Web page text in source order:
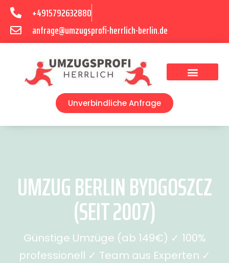
+4915792632880
anfrage@umzugsprofi-herrlich-berlin.de
Unverbindliche Anfrage
UMZUG BERLIN BYDGOSZCZ
(SEIT 2007)
Günstige Umzüge (ab 149€) ✓ 100%
professionell ✓ Team aus Experten ✓